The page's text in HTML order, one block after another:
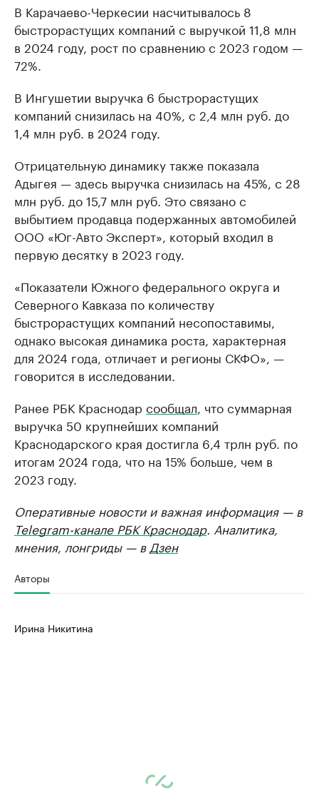
В Карачаево-Черкесии насчитывалось 8
быстрорастущих компаний с выручкой 11,8 млн
в 2024 году, рост по сравнению с 2023 годом —
72%.
В Ингушетии выручка 6 быстрорастущих
компаний снизилась на 40%, с 2,4 млн руб. до
1,4 млн руб. в 2024 году.
Отрицательную динамику также показала
Адыгея — здесь выручка снизилась на 45%, с 28
млн руб. до 15,7 млн руб. Это связано с
выбытием продавца подержанных автомобилей
ООО «Юг-Авто Эксперт», который входил в
первую десятку в 2023 году.
«Показатели Южного федерального округа и
Северного Кавказа по количеству
быстрорастущих компаний несопоставимы,
однако высокая динамика роста, характерная
для 2024 года, отличает и регионы СКФО», —
говорится в исследовании.
Ранее РБК Краснодар сообщал , что суммарная
выручка 50 крупнейших компаний
Краснодарского края достигла 6,4 трлн руб. по
итогам 2024 года, что на 15% больше, чем в
2023 году.
Оперативные новости и важная информация — в
Telegram-канале РБК Краснодар. Аналитика,
мнения, лонгриды — в Дзен
Авторы
Ирина Никитина